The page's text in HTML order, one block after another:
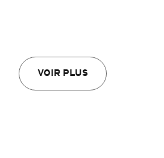
VOIR PLUS